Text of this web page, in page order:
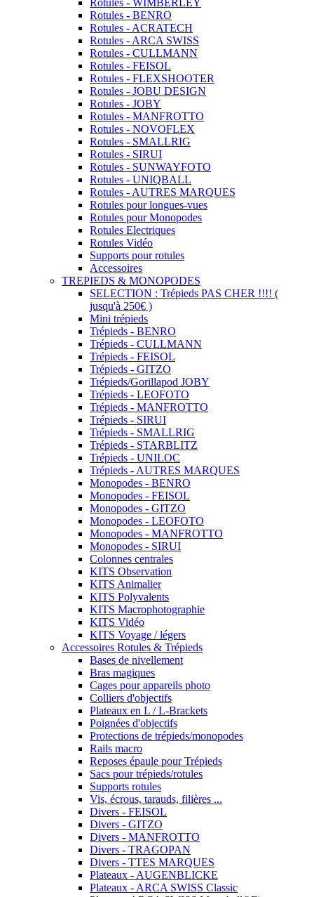
Rotules - WIMBERLEY
Rotules - BENRO
Rotules - ACRATECH
Rotules - ARCA SWISS
Rotules - CULLMANN
Rotules - FEISOL
Rotules - FLEXSHOOTER
Rotules - JOBU DESIGN
Rotules - JOBY
Rotules - MANFROTTO
Rotules - NOVOFLEX
Rotules - SMALLRIG
Rotules - SIRUI
Rotules - SUNWAYFOTO
Rotules - UNIQBALL
Rotules - AUTRES MARQUES
Rotules pour longues-vues
Rotules pour Monopodes
Rotules Electriques
Rotules Vidéo
Supports pour rotules
Accessoires
TREPIEDS & MONOPODES
SELECTION : Trépieds PAS CHER !!!! (
jusqu'à 250€ )
Mini trépieds
Trépieds - BENRO
Trépieds - CULLMANN
Trépieds - FEISOL
Trépieds - GITZO
Trépieds/Gorillapod JOBY
Trépieds - LEOFOTO
Trépieds - MANFROTTO
Trépieds - SIRUI
Trépieds - SMALLRIG
Trépieds - STARBLITZ
Trépieds - UNILOC
Trépieds - AUTRES MARQUES
Monopodes - BENRO
Monopodes - FEISOL
Monopodes - GITZO
Monopodes - LEOFOTO
Monopodes - MANFROTTO
Monopodes - SIRUI
Colonnes centrales
KITS Observation
KITS Animalier
KITS Polyvalents
KITS Macrophotographie
KITS Vidéo
KITS Voyage / légers
Accessoires Rotules & Trépieds
Bases de nivellement
Bras magiques
Cages pour appareils photo
Colliers d'objectifs
Plateaux en L / L-Brackets
Poignées d'objectifs
Protections de trépieds/monopodes
Rails macro
Reposes épaule pour Trépieds
Sacs pour trépieds/rotules
Supports rotules
Vis, écrous, tarauds, filières ...
Divers - FEISOL
Divers - GITZO
Divers - MANFROTTO
Divers - TRAGOPAN
Divers - TTES MARQUES
Plateaux - AUGENBLICKE
Plateaux - ARCA SWISS Classic